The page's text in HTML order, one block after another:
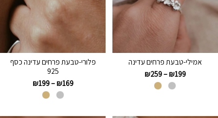
אמילי-טבעת פרחים עדינה
₪199
–
₪259
פלורי-טבעת פרחים עדינה כסף
925
₪169
–
₪199